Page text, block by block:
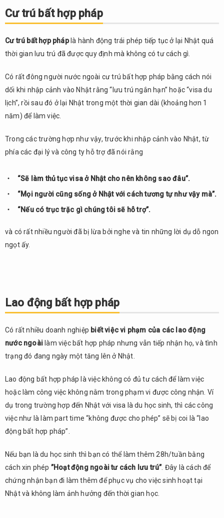
bất
pháp
2.
động
bất
hợp
pháp
Buôn
Làm
giả
(thẻ
chứng
Cư trú bất hợp pháp
Cư trú bất hợp pháplà hành động trái phép tiếp tục ở lại Nhật quá
thời gian lưu trú đã được quy định mà không có tư cách gì.
Có rất đông người nước ngoài cư trú bất hợp pháp bằng cách nói
dối khi nhập cảnh vào Nhật rằng “lưu trú ngắn hạn” hoặc “visa du
lịch”, rồi sau đó ở lại Nhật trong một thời gian dài (khoảng hơn 1
năm) để làm việc.
Trong các trường hợp như vậy, trước khi nhập cảnh vào Nhật, từ
phía các đại lý và công ty hỗ trợ đã nói rằng
“Sẽ làm thủ tục visa ở Nhật cho nên không sao đâu”.
“Mọi người cũng sống ở Nhật với cách tương tự như vậy mà”.
“Nếu có trục trặc gì chúng tôi sẽ hỗ trợ”.
và có rất nhiều người đã bị lừa bởi nghe và tin những lời dụ dỗ ngon
ngọt ấy.
Lao động bất hợp pháp
Có rất nhiều doanh nghiệp biết việc vi phạm của các lao động
nước ngoài làm việc bất hợp pháp nhưng vẫn tiếp nhận họ, và tình
trạng đó đang ngày một tăng lên ở Nhật.
Lao động bất hợp pháp là việc không có đủ tư cách để làm việc
hoặc làm công việc không nằm trong phạm vi được công nhận. Ví
dụ trong trường hợp đến Nhật với visa là du học sinh, thì các công
việc như là làm part time “không được cho phép” sẽ bị coi là “lao
động bất hợp pháp”.
Nếu bạn là du học sinh thì bạn có thể làm thêm 28h/tuần bằng
cách xin phép ”Hoạt động ngoài tư cách lưu trú”. Đây là cách để
chứng nhận bạn đi làm thêm để phục vụ cho việc sinh hoạt tại
Nhật và không làm ảnh hưởng đến thời gian học.